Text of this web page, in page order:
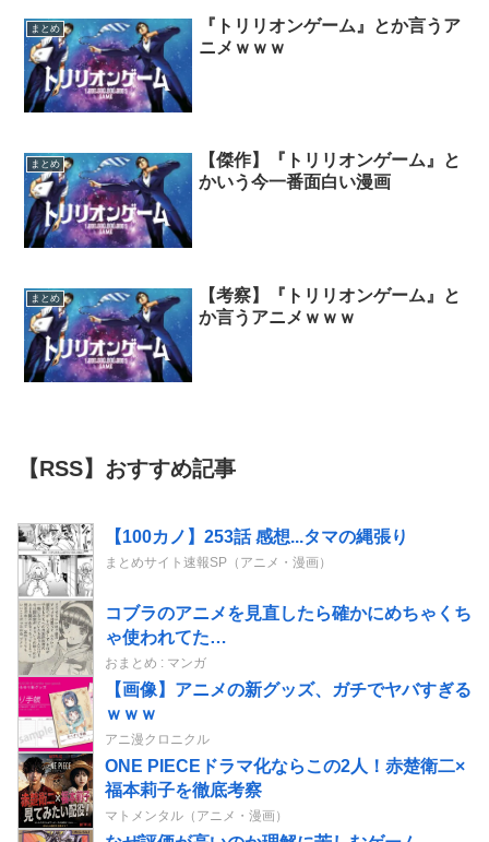
まとめ
『トリリオンゲーム』とか言うア
ニメｗｗｗ
まとめ
【傑作】『トリリオンゲーム』と
かいう今一番面白い漫画
まとめ
【考察】『トリリオンゲーム』と
か言うアニメｗｗｗ
【RSS】おすすめ記事
【100カノ】253話 感想...タマの縄張り
まとめサイト速報SP（アニメ・漫画）
コブラのアニメを見直したら確かにめちゃくち
ゃ使われてた…
おまとめ : マンガ
【画像】アニメの新グッズ、ガチでヤバすぎる
ｗｗｗ
アニ漫クロニクル
ONE PIECEドラマ化ならこの2人！赤楚衛二×
福本莉子を徹底考察
マトメンタル（アニメ・漫画）